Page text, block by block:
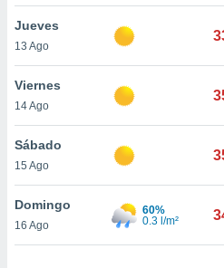
sitio
En
sean
el sitio
ni para
o
Jueves
13 Ago
Viernes
14 Ago
Sábado
15 Ago
Domingo
16 Ago
60%
0.3 l/m²